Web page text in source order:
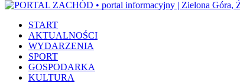
START
AKTUALNOŚCI
WYDARZENIA
SPORT
GOSPODARKA
KULTURA